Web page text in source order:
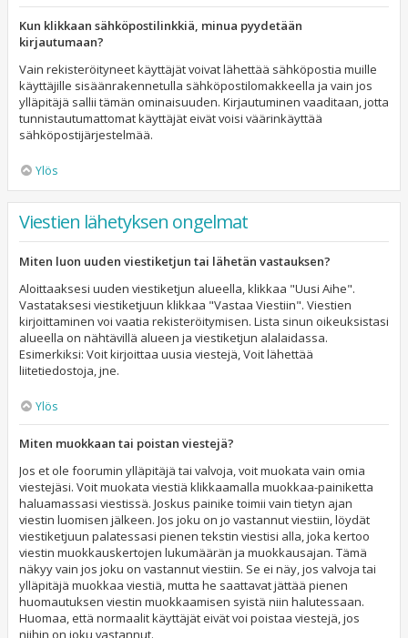
Kun klikkaan sähköpostilinkkiä, minua pyydetään
kirjautumaan?
Vain rekisteröityneet käyttäjät voivat lähettää sähköpostia muille
käyttäjille sisäänrakennetulla sähköpostilomakkeella ja vain jos
ylläpitäjä sallii tämän ominaisuuden. Kirjautuminen vaaditaan, jotta
tunnistautumattomat käyttäjät eivät voisi väärinkäyttää
sähköpostijärjestelmää.
Ylös
Viestien lähetyksen ongelmat
Miten luon uuden viestiketjun tai lähetän vastauksen?
Aloittaaksesi uuden viestiketjun alueella, klikkaa "Uusi Aihe".
Vastataksesi viestiketjuun klikkaa "Vastaa Viestiin". Viestien
kirjoittaminen voi vaatia rekisteröitymisen. Lista sinun oikeuksistasi
alueella on nähtävillä alueen ja viestiketjun alalaidassa.
Esimerkiksi: Voit kirjoittaa uusia viestejä, Voit lähettää
liitetiedostoja, jne.
Ylös
Miten muokkaan tai poistan viestejä?
Jos et ole foorumin ylläpitäjä tai valvoja, voit muokata vain omia
viestejäsi. Voit muokata viestiä klikkaamalla muokkaa-painiketta
haluamassasi viestissä. Joskus painike toimii vain tietyn ajan
viestin luomisen jälkeen. Jos joku on jo vastannut viestiin, löydät
viestiketjuun palatessasi pienen tekstin viestisi alla, joka kertoo
viestin muokkauskertojen lukumäärän ja muokkausajan. Tämä
näkyy vain jos joku on vastannut viestiin. Se ei näy, jos valvoja tai
ylläpitäjä muokkaa viestiä, mutta he saattavat jättää pienen
huomautuksen viestin muokkaamisen syistä niin halutessaan.
Huomaa, että normaalit käyttäjät eivät voi poistaa viestejä, jos
niihin on joku vastannut.